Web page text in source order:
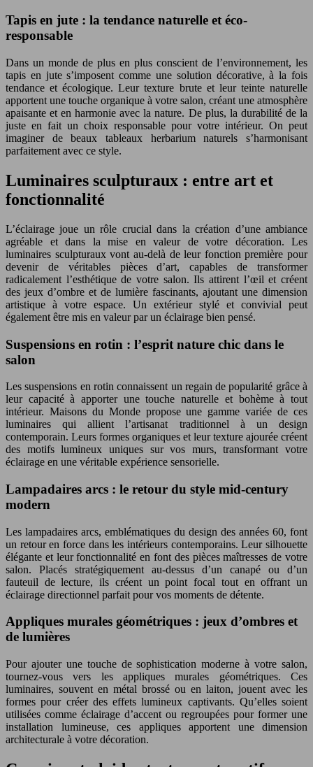
Tapis en jute : la tendance naturelle et éco-
responsable
Dans un monde de plus en plus conscient de l’environnement, les
tapis en jute s’imposent comme une solution décorative, à la fois
tendance et écologique. Leur texture brute et leur teinte naturelle
apportent une touche organique à votre salon, créant une atmosphère
apaisante et en harmonie avec la nature. De plus, la durabilité de la
juste en fait un choix responsable pour votre intérieur. On peut
imaginer de beaux tableaux herbarium naturels s’harmonisant
parfaitement avec ce style.
Luminaires sculpturaux : entre art et
fonctionnalité
L’éclairage joue un rôle crucial dans la création d’une ambiance
agréable et dans la mise en valeur de votre décoration. Les
luminaires sculpturaux vont au-delà de leur fonction première pour
devenir de véritables pièces d’art, capables de transformer
radicalement l’esthétique de votre salon. Ils attirent l’œil et créent
des jeux d’ombre et de lumière fascinants, ajoutant une dimension
artistique à votre espace. Un extérieur stylé et convivial peut
également être mis en valeur par un éclairage bien pensé.
Suspensions en rotin : l’esprit nature chic dans le
salon
Les suspensions en rotin connaissent un regain de popularité grâce à
leur capacité à apporter une touche naturelle et bohème à tout
intérieur. Maisons du Monde propose une gamme variée de ces
luminaires qui allient l’artisanat traditionnel à un design
contemporain. Leurs formes organiques et leur texture ajourée créent
des motifs lumineux uniques sur vos murs, transformant votre
éclairage en une véritable expérience sensorielle.
Lampadaires arcs : le retour du style mid-century
modern
Les lampadaires arcs, emblématiques du design des années 60, font
un retour en force dans les intérieurs contemporains. Leur silhouette
élégante et leur fonctionnalité en font des pièces maîtresses de votre
salon. Placés stratégiquement au-dessus d’un canapé ou d’un
fauteuil de lecture, ils créent un point focal tout en offrant un
éclairage directionnel parfait pour vos moments de détente.
Appliques murales géométriques : jeux d’ombres et
de lumières
Pour ajouter une touche de sophistication moderne à votre salon,
tournez-vous vers les appliques murales géométriques. Ces
luminaires, souvent en métal brossé ou en laiton, jouent avec les
formes pour créer des effets lumineux captivants. Qu’elles soient
utilisées comme éclairage d’accent ou regroupées pour former une
installation lumineuse, ces appliques apportent une dimension
architecturale à votre décoration.